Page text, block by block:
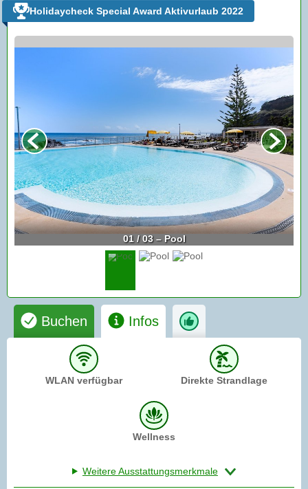
Holidaycheck Special Award Aktivurlaub 2022
01 / 03 – Pool
Buchen Infos
WLAN verfügbar Direkte Strandlage
Wellness
Weitere Ausstattungsmerkmale